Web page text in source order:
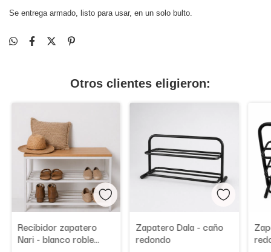
Se entrega armado, listo para usar, en un solo bulto.
Otros clientes eligieron:
Recibidor zapatero
Nari - blanco roble
Zapatero Dala - caño
redondo